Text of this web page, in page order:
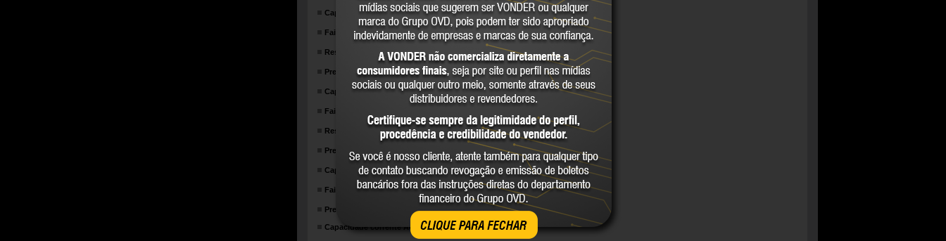
CLIQUE PARA FECHAR
Capacidade de tensão DC: 1.000 V
Faixa de tensão DC do alicate amperímetro: 1.000 V
Resolução de tensão DC: 1V
Precisão de tensão DC: 1000 V +/- (0,8%+3D)
Capacidade de tensão AC: 750 V
Faixa de tensão AC do alicate amperímetro:
Resolução de tensão AC: 1 V
Precisão de tensão AC: 750V: ± (1,2%+5D)
Capacidade corrente DC do alicate amperímetro: N/A
Faixa de corrente DC do alicate amperímetro: N/A
Precisão em corrente DC do alicate amperímetro:
Capacidade corrente AC do alicate amperímetro: 1.000 A